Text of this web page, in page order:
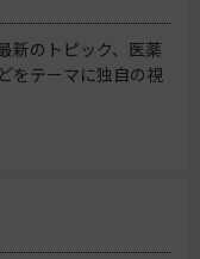
新のトピック、医薬
をテーマに独自の視